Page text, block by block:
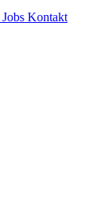
Jobs Kontakt